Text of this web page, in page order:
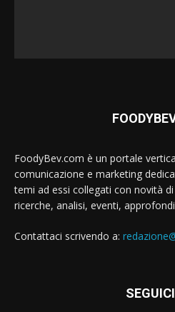
FoodyBev.com è un portale
comunicazione e marketing
temi ad essi collegati con novità
ricerche, analisi, eventi,
Contattaci scrivendo a: